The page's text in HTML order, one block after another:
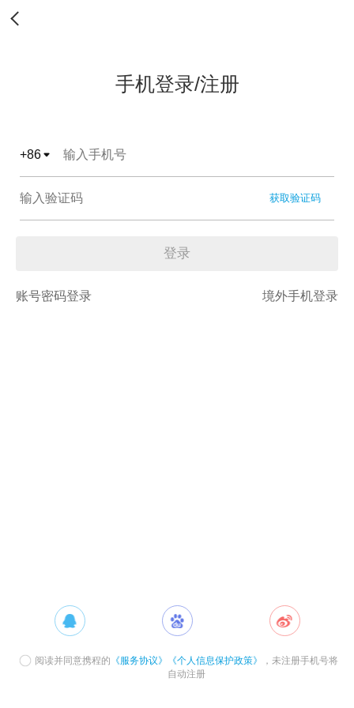
手机登录/注册
+86
获取验证码
登录
账号密码登录 境外手机登录
阅读并同意携程的 《服务协议》 《个人信息保护政策》
，未注册手机号将
自动注册